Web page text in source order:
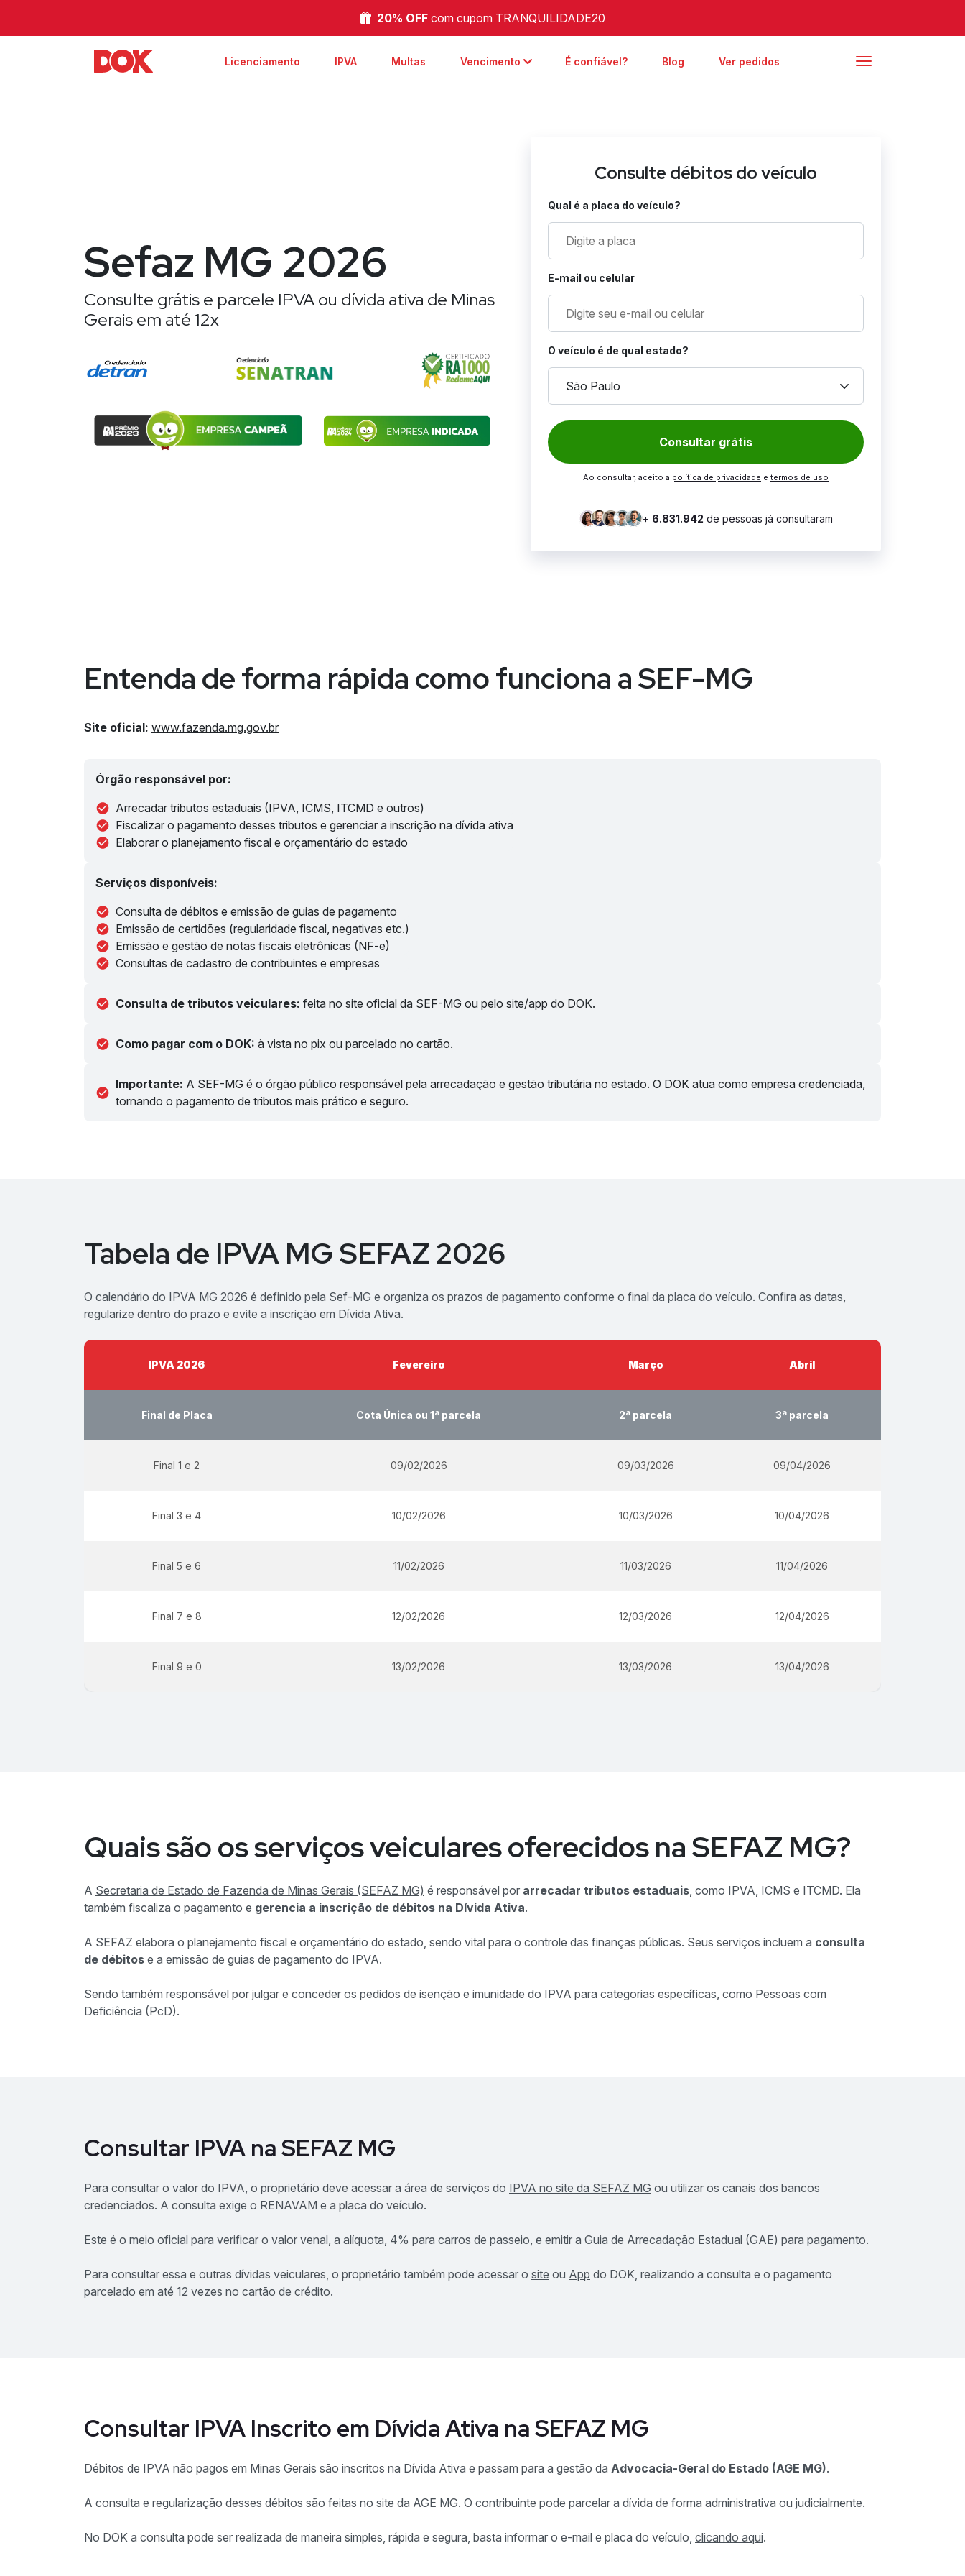
20% OFF com cupom TRANQUILIDADE20
Licenciamento IPVA Multas Vencimento arrow_back_ios É confiável? Blog Ver pedidos
Sefaz MG 2026
Consulte grátis e parcele IPVA ou dívida ativa de Minas
Gerais em até 12x
Consulte débitos do veículo
Qual é a placa do veículo?
E-mail ou celular
O veículo é de qual estado?
São Paulo keyboard_arrow_down
Consultar grátis
Ao consultar, aceito a política de privacidade e termos de uso
+ 6.831.942 de pessoas já consultaram
Entenda de forma rápida como funciona a SEF-MG
Site oficial: www.fazenda.mg.gov.br
Órgão responsável por:
Arrecadar tributos estaduais (IPVA, ICMS, ITCMD e outros)
Fiscalizar o pagamento desses tributos e gerenciar a inscrição na dívida ativa
Elaborar o planejamento fiscal e orçamentário do estado
Serviços disponíveis:
Consulta de débitos e emissão de guias de pagamento
Emissão de certidões (regularidade fiscal, negativas etc.)
Emissão e gestão de notas fiscais eletrônicas (NF-e)
Consultas de cadastro de contribuintes e empresas
Consulta de tributos veiculares: feita no site oficial da SEF-MG ou pelo site/app do DOK.
Como pagar com o DOK: à vista no pix ou parcelado no cartão.
Importante: A SEF-MG é o órgão público responsável pela arrecadação e gestão tributária no estado. O DOK atua como empresa credenciada,
tornando o pagamento de tributos mais prático e seguro.
Tabela de IPVA MG SEFAZ 2026
O calendário do IPVA MG 2026 é definido pela Sef-MG e organiza os prazos de pagamento conforme o final da placa do veículo. Confira as datas,
regularize dentro do prazo e evite a inscrição em Dívida Ativa.
IPVA 2026 Fevereiro Março Abril
Final de Placa Cota Única ou 1ª parcela 2ª parcela 3ª parcela
Final 1 e 2 09/02/2026 09/03/2026 09/04/2026
Final 3 e 4 10/02/2026 10/03/2026 10/04/2026
Final 5 e 6 11/02/2026 11/03/2026 11/04/2026
Final 7 e 8 12/02/2026 12/03/2026 12/04/2026
Final 9 e 0 13/02/2026 13/03/2026 13/04/2026
Quais são os serviços veiculares oferecidos na SEFAZ MG?
A Secretaria de Estado de Fazenda de Minas Gerais (SEFAZ MG) é responsável por arrecadar tributos estaduais, como IPVA, ICMS e ITCMD. Ela
também fiscaliza o pagamento e gerencia a inscrição de débitos na Dívida Ativa.
A SEFAZ elabora o planejamento fiscal e orçamentário do estado, sendo vital para o controle das finanças públicas. Seus serviços incluem a consulta
de débitos e a emissão de guias de pagamento do IPVA.
Sendo também responsável por julgar e conceder os pedidos de isenção e imunidade do IPVA para categorias específicas, como Pessoas com
Deficiência (PcD).
Consultar IPVA na SEFAZ MG
Para consultar o valor do IPVA, o proprietário deve acessar a área de serviços do IPVA no site da SEFAZ MG ou utilizar os canais dos bancos
credenciados. A consulta exige o RENAVAM e a placa do veículo.
Este é o meio oficial para verificar o valor venal, a alíquota, 4% para carros de passeio, e emitir a Guia de Arrecadação Estadual (GAE) para pagamento.
Para consultar essa e outras dívidas veiculares, o proprietário também pode acessar o site ou App do DOK, realizando a consulta e o pagamento
parcelado em até 12 vezes no cartão de crédito.
Consultar IPVA Inscrito em Dívida Ativa na SEFAZ MG
Débitos de IPVA não pagos em Minas Gerais são inscritos na Dívida Ativa e passam para a gestão da Advocacia-Geral do Estado (AGE MG).
A consulta e regularização desses débitos são feitas no site da AGE MG. O contribuinte pode parcelar a dívida de forma administrativa ou judicialmente.
No DOK a consulta pode ser realizada de maneira simples, rápida e segura, basta informar o e-mail e placa do veículo, clicando aqui.